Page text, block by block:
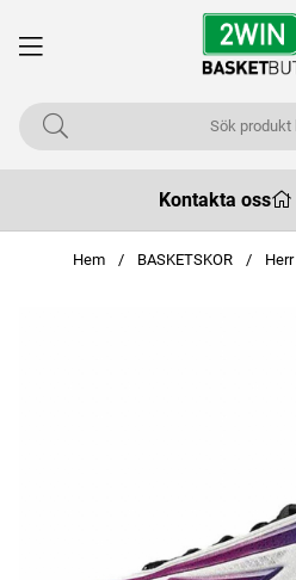
Kontakta oss
Hem BASKETSKOR Herr